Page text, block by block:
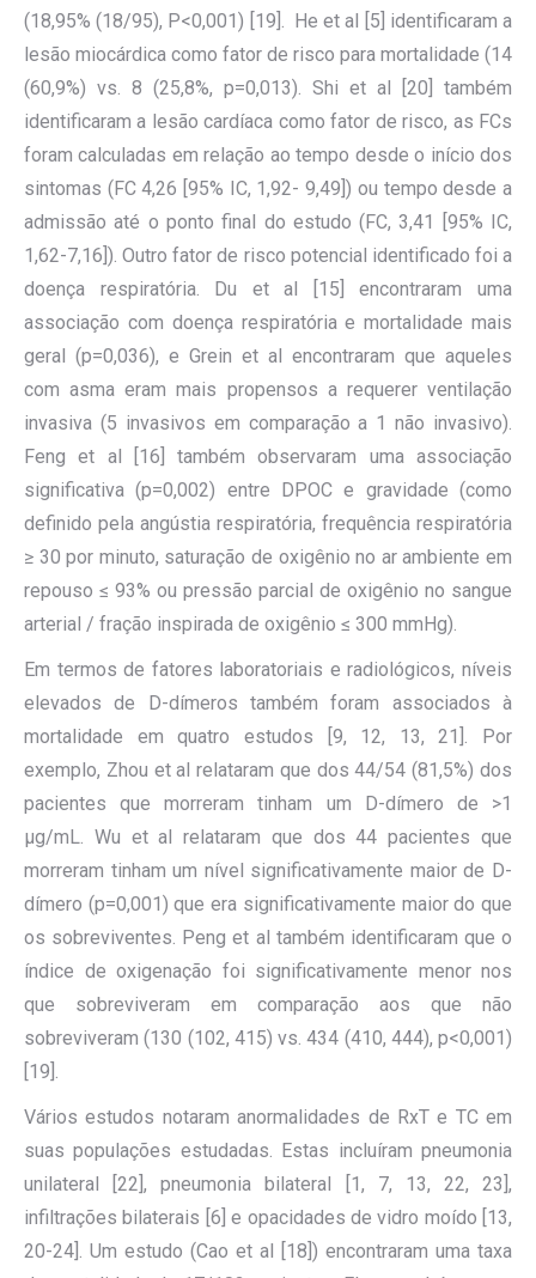
(18,95% (18/95), P<0,001) [19]. He et al [5] identificaram a
lesão miocárdica como fator de risco para mortalidade (14
(60,9%) vs. 8 (25,8%, p=0,013). Shi et al [20] também
identificaram a lesão cardíaca como fator de risco, as FCs
foram calculadas em relação ao tempo desde o início dos
sintomas (FC 4,26 [95% IC, 1,92- 9,49]) ou tempo desde a
admissão até o ponto final do estudo (FC, 3,41 [95% IC,
1,62-7,16]). Outro fator de risco potencial identificado foi a
doença respiratória. Du et al [15] encontraram uma
associação com doença respiratória e mortalidade mais
geral (p=0,036), e Grein et al encontraram que aqueles
com asma eram mais propensos a requerer ventilação
invasiva (5 invasivos em comparação a 1 não invasivo).
Feng et al [16] também observaram uma associação
significativa (p=0,002) entre DPOC e gravidade (como
definido pela angústia respiratória, frequência respiratória
≥ 30 por minuto, saturação de oxigênio no ar ambiente em
repouso ≤ 93% ou pressão parcial de oxigênio no sangue
arterial / fração inspirada de oxigênio ≤ 300 mmHg).
Em termos de fatores laboratoriais e radiológicos, níveis
elevados de D-dímeros também foram associados à
mortalidade em quatro estudos [9, 12, 13, 21]. Por
exemplo, Zhou et al relataram que dos 44/54 (81,5%) dos
pacientes que morreram tinham um D-dímero de >1
μg/mL. Wu et al relataram que dos 44 pacientes que
morreram tinham um nível significativamente maior de D-
dímero (p=0,001) que era significativamente maior do que
os sobreviventes. Peng et al também identificaram que o
índice de oxigenação foi significativamente menor nos
que sobreviveram em comparação aos que não
sobreviveram (130 (102, 415) vs. 434 (410, 444), p<0,001)
[19].
Vários estudos notaram anormalidades de RxT e TC em
suas populações estudadas. Estas incluíram pneumonia
unilateral [22], pneumonia bilateral [1, 7, 13, 22, 23],
infiltrações bilaterais [6] e opacidades de vidro moído [13,
20-24]. Um estudo (Cao et al [18]) encontraram uma taxa